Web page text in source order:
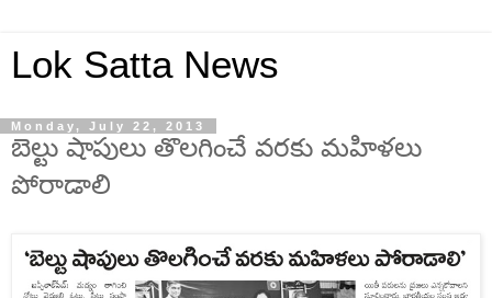
Lok Satta News
Monday, July 22, 2013
బెల్టు షాపులు తొలగించే వరకు మహిళలు
పోరాడాలి